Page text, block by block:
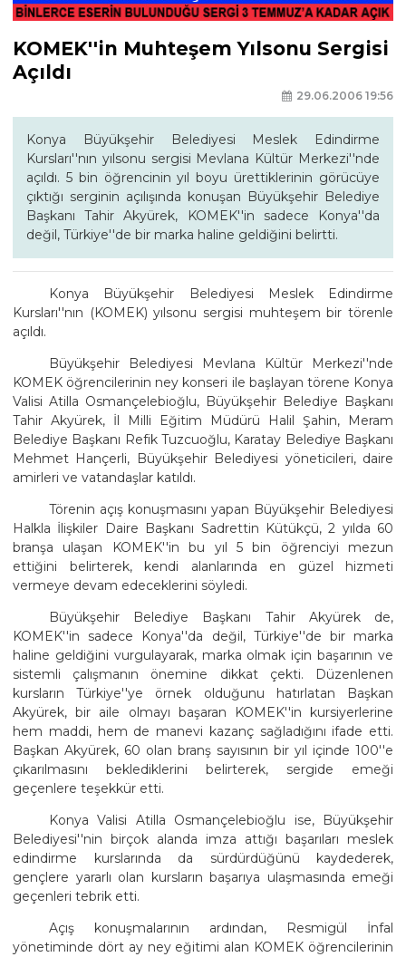
KOMEK''in Muhteşem Yılsonu Sergisi
Açıldı
29.06.2006 19:56
Konya Büyükşehir Belediyesi Meslek Edindirme
Kursları''nın yılsonu sergisi Mevlana Kültür Merkezi''nde
açıldı. 5 bin öğrencinin yıl boyu ürettiklerinin görücüye
çıktığı serginin açılışında konuşan Büyükşehir Belediye
Başkanı Tahir Akyürek, KOMEK''in sadece Konya''da
değil, Türkiye''de bir marka haline geldiğini belirtti.
Konya Büyükşehir Belediyesi Meslek Edindirme
Kursları''nın (KOMEK) yılsonu sergisi muhteşem bir törenle
açıldı.
Büyükşehir Belediyesi Mevlana Kültür Merkezi''nde
KOMEK öğrencilerinin ney konseri ile başlayan törene Konya
Valisi Atilla Osmançelebioğlu, Büyükşehir Belediye Başkanı
Tahir Akyürek, İl Milli Eğitim Müdürü Halil Şahin, Meram
Belediye Başkanı Refik Tuzcuoğlu, Karatay Belediye Başkanı
Mehmet Hançerli, Büyükşehir Belediyesi yöneticileri, daire
amirleri ve vatandaşlar katıldı.
Törenin açış konuşmasını yapan Büyükşehir Belediyesi
Halkla İlişkiler Daire Başkanı Sadrettin Kütükçü, 2 yılda 60
branşa ulaşan KOMEK''in bu yıl 5 bin öğrenciyi mezun
ettiğini belirterek, kendi alanlarında en güzel hizmeti
vermeye devam edeceklerini söyledi.
Büyükşehir Belediye Başkanı Tahir Akyürek de,
KOMEK''in sadece Konya''da değil, Türkiye''de bir marka
haline geldiğini vurgulayarak, marka olmak için başarının ve
sistemli çalışmanın önemine dikkat çekti. Düzenlenen
kursların Türkiye''ye örnek olduğunu hatırlatan Başkan
Akyürek, bir aile olmayı başaran KOMEK''in kursiyerlerine
hem maddi, hem de manevi kazanç sağladığını ifade etti.
Başkan Akyürek, 60 olan branş sayısının bir yıl içinde 100''e
çıkarılmasını beklediklerini belirterek, sergide emeği
geçenlere teşekkür etti.
Konya Valisi Atilla Osmançelebioğlu ise, Büyükşehir
Belediyesi''nin birçok alanda imza attığı başarıları meslek
edindirme kurslarında da sürdürdüğünü kaydederek,
gençlere yararlı olan kursların başarıya ulaşmasında emeği
geçenleri tebrik etti.
Açış konuşmalarının ardından, Resmigül İnfal
yönetiminde dört ay ney eğitimi alan KOMEK öğrencilerinin